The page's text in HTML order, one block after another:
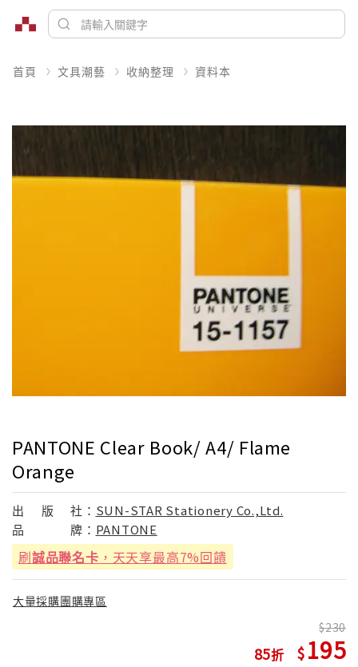
首頁 文具潮藝 收納整理 資料本
PANTONE Clear Book/ A4/ Flame
Orange
出 版 社： SUN-STAR Stationery Co.,Ltd.
品
牌： PANTONE
刷誠品聯名卡 ，天天享最高7%回饋
大量採購團購專區
85
230
195